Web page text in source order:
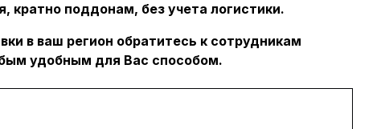
кратно поддонам, без учета логистики.
в ваш регион обратитесь к сотрудникам
удобным для Вас способом.